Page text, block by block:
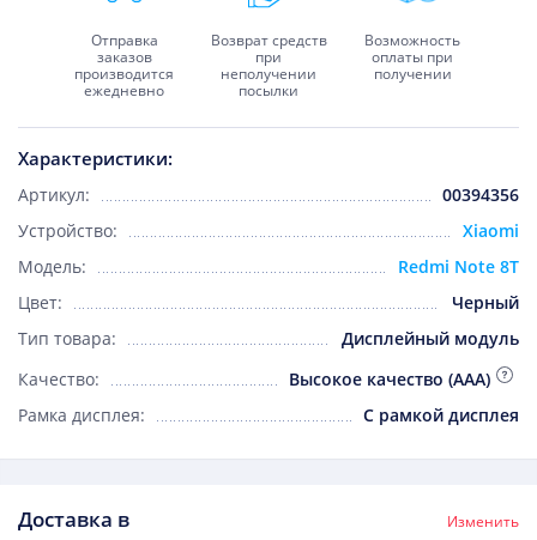
Характеристики:
Артикул:
00394356
Устройство:
Xiaomi
Модель:
Redmi Note 8T
Цвет:
Черный
Тип товара:
Дисплейный модуль
Качество:
Высокое качество (AAA)
Рамка дисплея:
С рамкой дисплея
Доставка в Изменить
Отправка
заказов
производится
ежедневно
Возврат средств
при
неполучении
посылки
Возможность
оплаты при
получении